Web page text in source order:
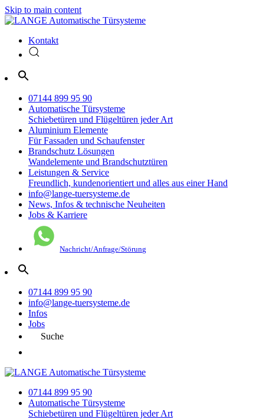
Skip to main content
Kontakt
07144 899 95 90
Automatische Türsysteme
Schiebetüren und Flügeltüren jeder Art
Aluminium Elemente
Für Fassaden und Schaufenster
Brandschutz Lösungen
Wandelemente und Brandschutztüren
Leistungen & Service
Freundlich, kundenorientiert und alles aus einer Hand
info@lange-tuersysteme.de
News, Infos & technische Neuheiten
Jobs & Karriere
Nachricht/Anfrage/Störung
07144 899 95 90
info@lange-tuersysteme.de
Infos
Jobs
Suche
07144 899 95 90
Automatische Türsysteme
Schiebetüren und Flügeltüren jeder Art